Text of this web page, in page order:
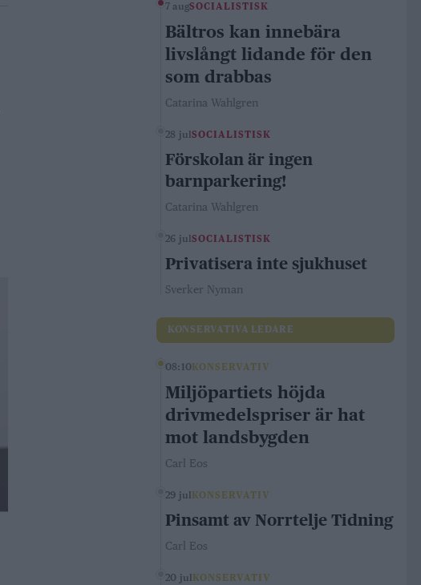
7 augSOCIALISTISK
Bältros kan innebära
livslångt lidande för den
som drabbas
Catarina Wahlgren
28 julSOCIALISTISK
Förskolan är ingen
barnparkering!
Catarina Wahlgren
26 julSOCIALISTISK
Privatisera inte sjukhuset
Sverker Nyman
KONSERVATIVA LEDARE
08:10 KONSERVATIV
Miljöpartiets höjda
drivmedelspriser är hat
mot landsbygden
Carl Eos
29 jul KONSERVATIV
Pinsamt av Norrtelje Tidning
Carl Eos
20 jul KONSERVATIV